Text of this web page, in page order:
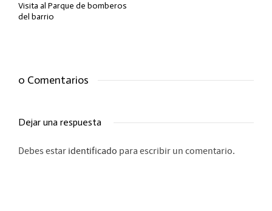
Visita al Parque de bomberos
del barrio
0 Comentarios
Dejar una respuesta
Debes estar identificado para escribir un comentario.